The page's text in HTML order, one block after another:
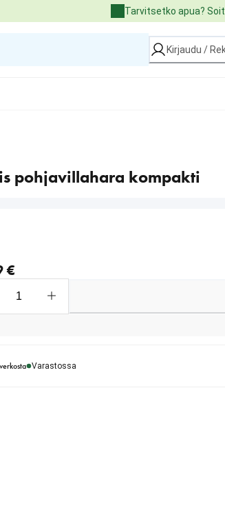
Tarvitsetko apua?
Kirjaudu /
pohjavillahara kompakti
€
Varastossa